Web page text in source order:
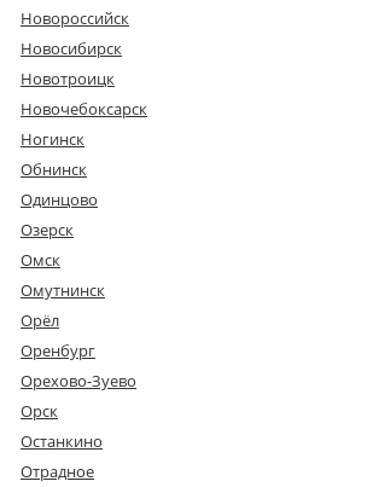
Новороссийск
Новосибирск
Новотроицк
Новочебоксарск
Ногинск
Обнинск
Одинцово
Озерск
Омск
Омутнинск
Орёл
Оренбург
Орехово-Зуево
Орск
Останкино
Отрадное